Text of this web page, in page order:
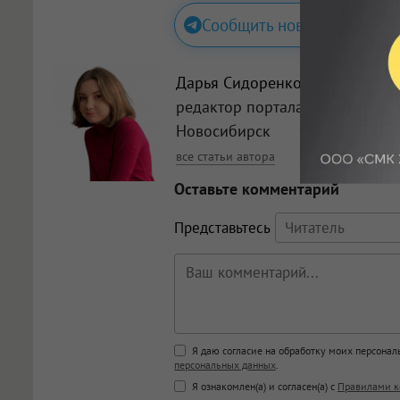
Сообщить новость
Дарья Сидоренко
редактор портала Om1
Новосибирск
все статьи автора
Оставьте комментарий
Представьтесь
Поддержка HTML
<b>, <strong>, <u>, <i>, <em>,
<blockquote>, <code>
Я даю согласие на обработку моих
персональных данных.
Я ознакомлен(а) и согласен(а) с Правилами